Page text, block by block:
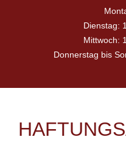
Dienstag:
Mittwoch:
Donnerstag bis